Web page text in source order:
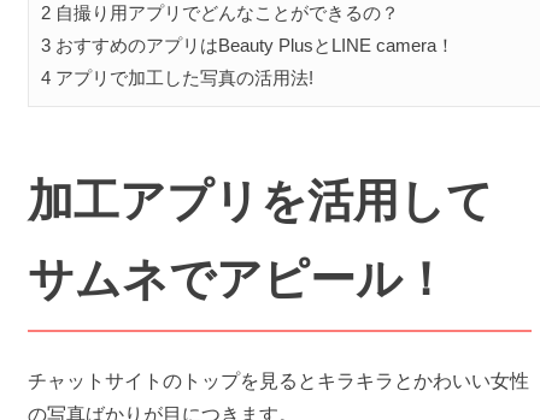
2 自撮り用アプリでどんなことができるの？
3 おすすめのアプリはBeauty PlusとLINE camera！
4 アプリで加工した写真の活用法!
加工アプリを活用して
サムネでアピール！
チャットサイトのトップを見るとキラキラとかわいい女性
の写真ばかりが目につきます。